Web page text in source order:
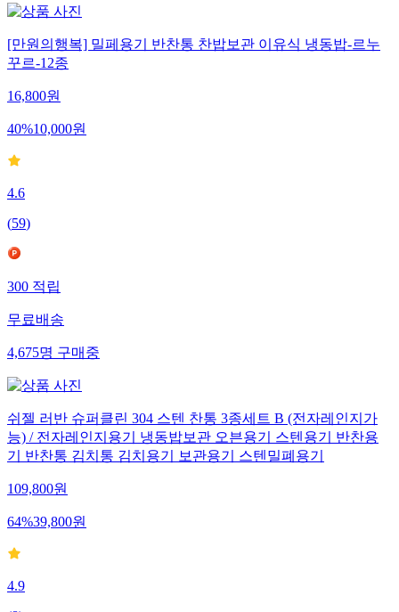
[만원의행복] 밀페용기 반찬통 찬밥보관 이유식 냉동밥-르누
꾸르-12종
16,800원
40%10,000원
4.6
(59)
300적립
무료배송
4,675명구매중
쉬젤 러반 슈퍼클린 304 스텐 찬통 3종세트 B (전자레인지가
능) / 전자레인지용기 냉동밥보관 오븐용기 스텐용기 반찬용
기 반찬통 김치통 김치용기 보관용기 스텐밀폐용기
109,800원
64%39,800원
4.9